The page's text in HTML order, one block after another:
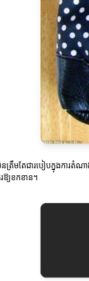
នត្រឹមតែជារបៀបក្នុងការតំ
ឱ្យខកខាន។